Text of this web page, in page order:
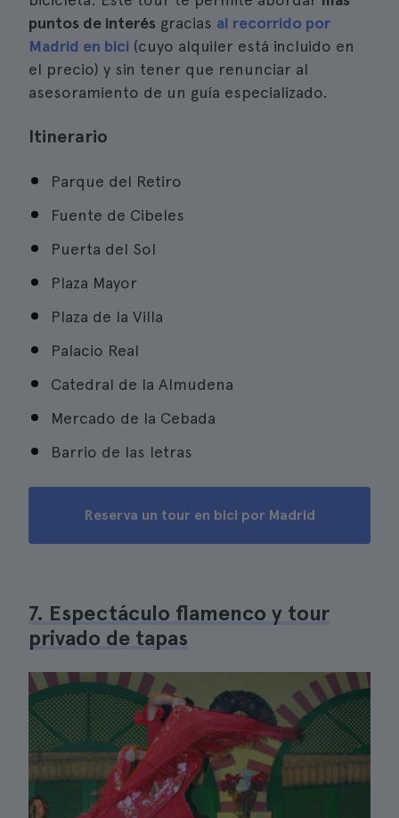
puntos de interés gracias al recorrido por
Madrid en bici (cuyo alquiler está incluido en
el precio) y sin tener que renunciar al
asesoramiento de un guía especializado.
Itinerario
Parque del Retiro
Fuente de Cibeles
Puerta del Sol
Plaza Mayor
Plaza de la Villa
Palacio Real
Catedral de la Almudena
Mercado de la Cebada
Barrio de las letras
Reserva un tour en bici por Madrid
7. Espectáculo flamenco y tour
privado de tapas